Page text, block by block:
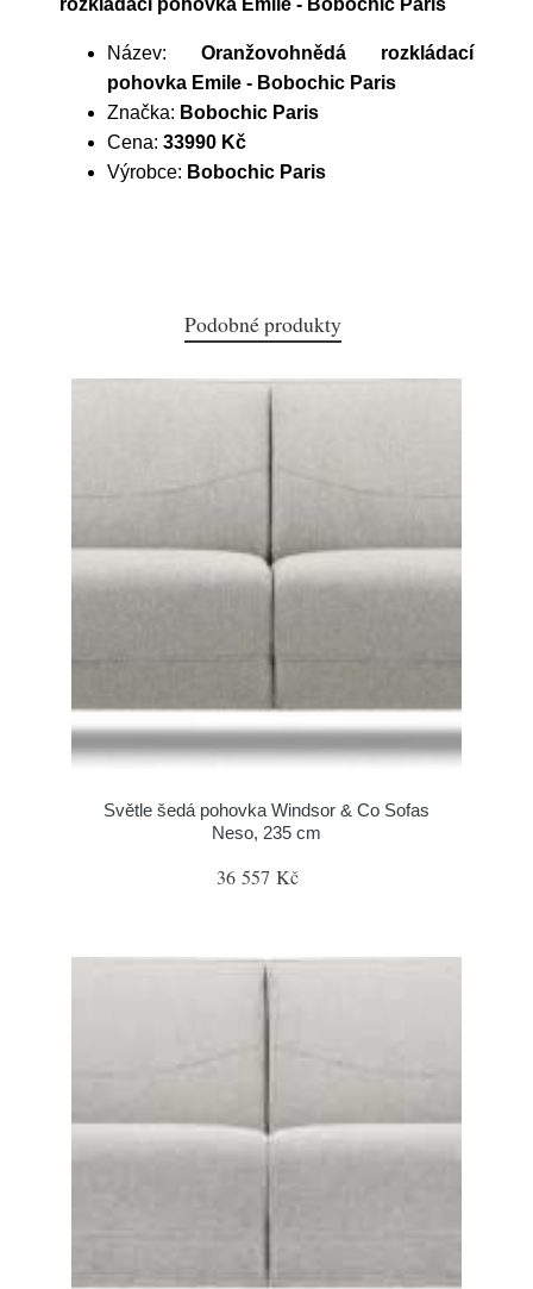
rozkládací pohovka Emile - Bobochic Paris
Název: Oranžovohnědá rozkládací
pohovka Emile - Bobochic Paris
Značka: Bobochic Paris
Cena: 33990 Kč
Výrobce: Bobochic Paris
Podobné produkty
Světle šedá pohovka Windsor & Co Sofas
Neso, 235 cm
36 557 Kč